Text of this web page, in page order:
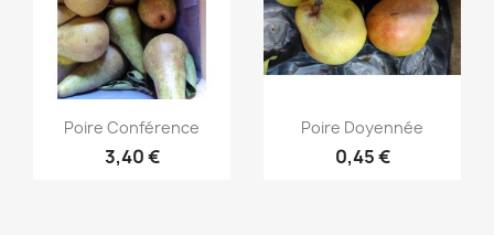
Aperçu rapide
Poire Conférence
3,40 €
Aperçu rapide
Poire Doyennée
0,45 €